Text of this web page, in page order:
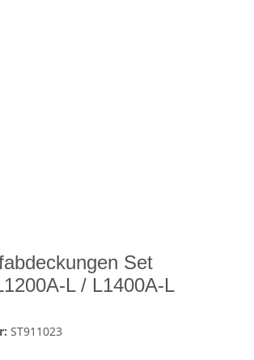
Set
L / L1400A-L
ST911023